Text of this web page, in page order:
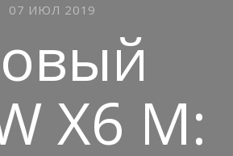
07 ИЮЛ 2019
X6 M: